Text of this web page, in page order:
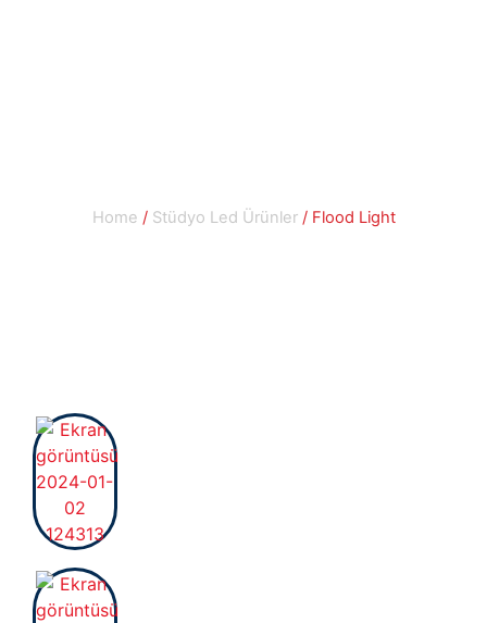
Home / Stüdyo Led Ürünler/ Flood Light